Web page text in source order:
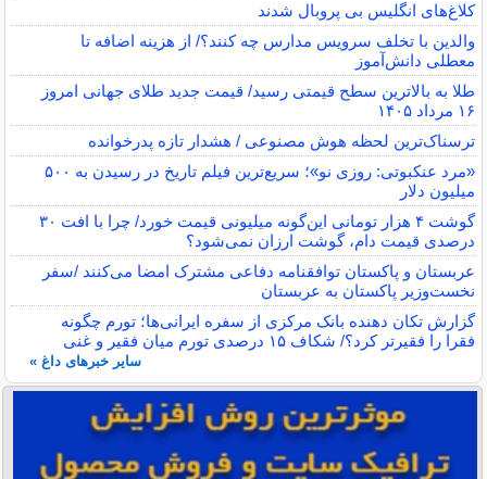
کلاغ‌های انگلیس بی پروبال شدند
والدین با تخلف سرویس مدارس چه کنند؟/ از هزینه اضافه تا
معطلی دانش‌آموز
طلا به بالاترین سطح قیمتی رسید/ قیمت جدید طلای جهانی امروز
۱۶ مرداد ۱۴۰۵
ترسناک‌ترین لحظه هوش مصنوعی / هشدار تازه پدرخوانده
«مرد عنکبوتی: روزی نو»؛ سریع‌ترین فیلم تاریخ در رسیدن به ۵۰۰
میلیون دلار
گوشت ۴ هزار تومانی این‌گونه میلیونی قیمت خورد/ چرا با افت ۳۰
درصدی قیمت دام، گوشت ارزان نمی‌شود؟
عربستان و پاکستان توافقنامه دفاعی مشترک امضا می‌کنند /سفر
نخست‌وزیر پاکستان به عربستان
گزارش تکان‌ دهنده بانک مرکزی از سفره ایرانی‌ها؛ تورم چگونه
فقرا را فقیرتر کرد؟/ شکاف ۱۵ درصدی تورم میان فقیر و غنی
سایر خبرهای داغ »